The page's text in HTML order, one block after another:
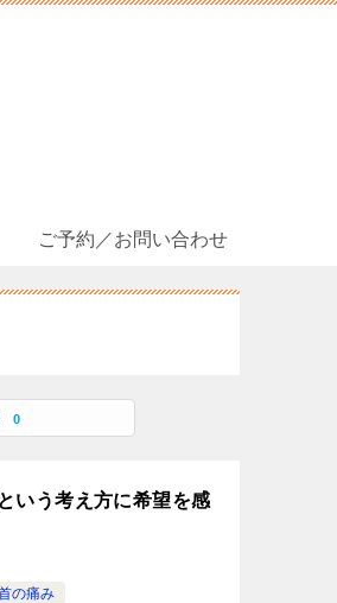
ご予約／お問い合わせ
0
いう考え方に希望を感
の痛み